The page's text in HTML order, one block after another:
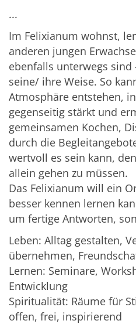
...
Im Felixianum wohnst,
anderen jungen
ebenfalls unterwegs
seine/ ihre Weise. So
Atmosphäre entstehen,
gegenseitig stärkt und
gemeinsamen Kochen,
durch die
wertvoll es sein kann,
allein gehen zu müssen.
Das Felixianum will ein
besser kennen lernen
um fertige Antworten,
Leben: Alltag gestalten,
übernehmen,
Lernen: Seminare,
Entwicklung
Spiritualität: Räume für
offen, frei, inspirierend